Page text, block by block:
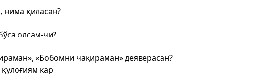
қиласан?
олсам-чи?
«Бобомни чақираман» деяверасан?
кар.